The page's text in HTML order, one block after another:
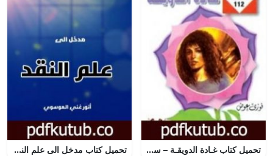
تحميل كتاب غـادة الدويقـة – سلسلة زهور PDF تأليف فوزي عوض مجانا [كامل] تحميل كتاب مدخل الى علم النقد PDF تأليف أنور غني الموسوي مجانا [كامل]